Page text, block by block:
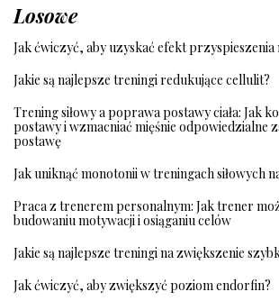
Losowe
Jak ćwiczyć, aby uzyskać efekt przyspieszenia
Jakie są najlepsze treningi redukujące cellulit?
Trening siłowy a poprawa postawy ciała: Jak
postawy i wzmacniać mięśnie odpowiedzialne
postawę
Jak uniknąć monotonii w treningach siłowych
Praca z trenerem personalnym: Jak trener
budowaniu motywacji i osiąganiu celów
Jakie są najlepsze treningi na zwiększenie
Jak ćwiczyć, aby zwiększyć poziom endorfin?